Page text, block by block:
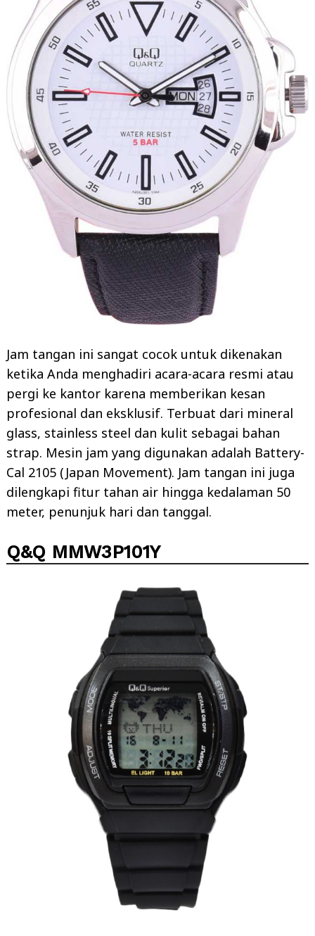
Jam tangan ini sangat cocok untuk dikenakan
ketika Anda menghadiri acara-acara resmi atau
pergi ke kantor karena memberikan kesan
profesional dan eksklusif. Terbuat dari mineral
glass, stainless steel dan kulit sebagai bahan
strap. Mesin jam yang digunakan adalah Battery-
Cal 2105 (Japan Movement). Jam tangan ini juga
dilengkapi fitur tahan air hingga kedalaman 50
meter, penunjuk hari dan tanggal.
Q&Q MMW3P101Y